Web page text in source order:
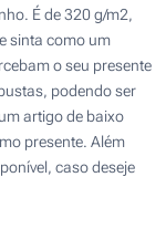
É de 320 g/m2,
sinta como um
o seu presente
podendo ser
artigo de baixo
presente. Além
caso deseje